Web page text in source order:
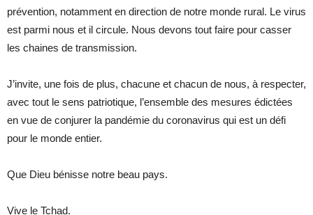
prévention, notamment en direction de notre monde rural. Le virus
est parmi nous et il circule. Nous devons tout faire pour casser
les chaines de transmission.
J’invite, une fois de plus, chacune et chacun de nous, à respecter,
avec tout le sens patriotique, l’ensemble des mesures édictées
en vue de conjurer la pandémie du coronavirus qui est un défi
pour le monde entier.
Que Dieu bénisse notre beau pays.
Vive le Tchad.